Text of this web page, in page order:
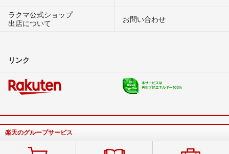
ラクマ公式ショップ
出店について
お問い合わせ
リンク
楽天のグループサービス